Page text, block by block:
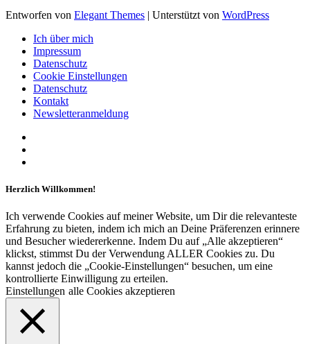
Entworfen von Elegant Themes | Unterstützt von WordPress
Ich über mich
Impressum
Datenschutz
Cookie Einstellungen
Datenschutz
Kontakt
Newsletteranmeldung
Herzlich Willkommen!
Ich verwende Cookies auf meiner Website, um Dir die relevanteste
Erfahrung zu bieten, indem ich mich an Deine Präferenzen erinnere
und Besucher wiedererkenne. Indem Du auf „Alle akzeptieren“
klickst, stimmst Du der Verwendung ALLER Cookies zu. Du
kannst jedoch die „Cookie-Einstellungen“ besuchen, um eine
kontrollierte Einwilligung zu erteilen.
Einstellungen alle Cookies akzeptieren